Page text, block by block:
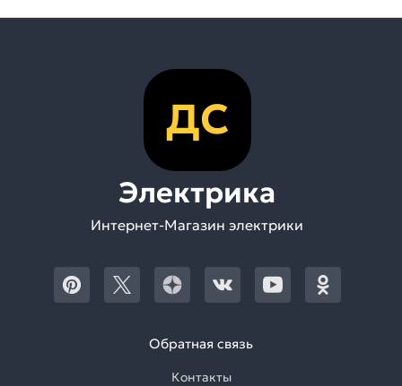
ДС
Электрика
Интернет-Магазин электрики
Обратная связь
Контакты